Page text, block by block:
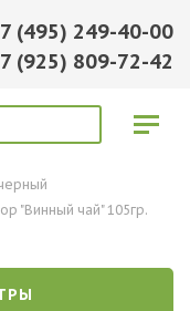
(495) 249-40-00
(925) 809-72-42
"Винный чай" 105гр.